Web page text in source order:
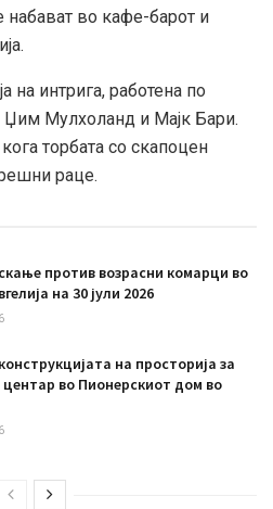
во кафе-барот и
на интрига, работена по
Мулхоланд и Мајк Бари.
торбата со скапоцен
рацe.
против возрасни комарци во
на 30 јули 2026
на просторија за
центар во Пионерскиот дом во